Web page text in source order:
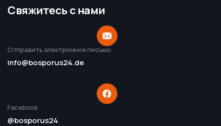
Свяжитесь с нами
Отправить электронное письмо
info@bosporus24.de
Facebook
@bosporus24